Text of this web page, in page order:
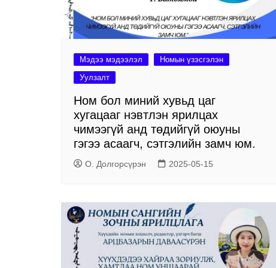
Мэдээ мэдээлэл
Номын үзэсгэлэн
Уулзалт
Ном бол миний хувьд цаг
хугацааг нэвтлэн ярилцах
чимээгүй анд төдийгүй оюуны
гэгээ асаагч, сэтгэлийн замч юм.
О. Долгорсүрэн 2025-05-15